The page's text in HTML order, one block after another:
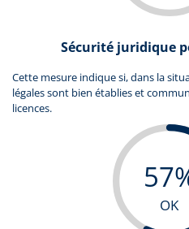
Sécurité juridique
Cette mesure indique si, dans la
légales sont bien établies et
licences.
OK